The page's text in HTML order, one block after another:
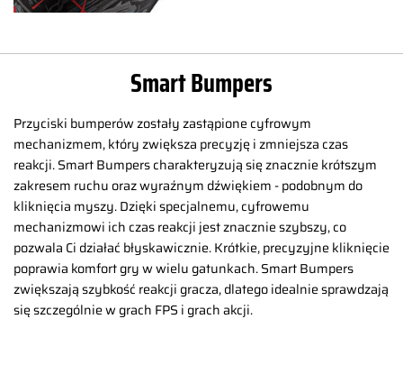
Smart Bumpers
Przyciski bumperów zostały zastąpione cyfrowym
mechanizmem, który zwiększa precyzję i zmniejsza czas
reakcji. Smart Bumpers charakteryzują się znacznie krótszym
zakresem ruchu oraz wyraźnym dźwiękiem - podobnym do
kliknięcia myszy. Dzięki specjalnemu, cyfrowemu
mechanizmowi ich czas reakcji jest znacznie szybszy, co
pozwala Ci działać błyskawicznie. Krótkie, precyzyjne kliknięcie
poprawia komfort gry w wielu gatunkach. Smart Bumpers
zwiększają szybkość reakcji gracza, dlatego idealnie sprawdzają
się szczególnie w grach FPS i grach akcji.